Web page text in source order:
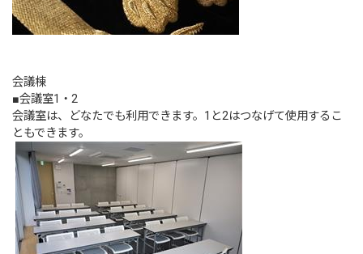
会議棟
■会議室1・2
会議室は、どなたでも利用できます。1と2はつなげて使用するこ
ともできます。